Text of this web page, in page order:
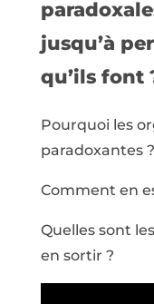
jusqu’à
qu’ils font
Pourquoi les
paradoxantes ?
Comment en
Quelles sont
en sortir ?